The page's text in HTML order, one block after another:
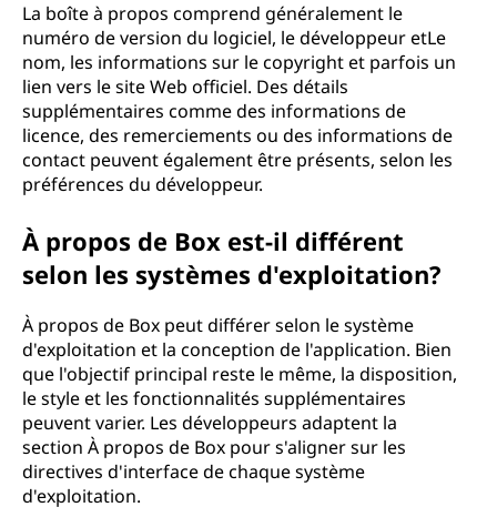
La boîte à propos comprend généralement le
numéro de version du logiciel, le développeur etLe
nom, les informations sur le copyright et parfois un
lien vers le site Web officiel. Des détails
supplémentaires comme des informations de
licence, des remerciements ou des informations de
contact peuvent également être présents, selon les
préférences du développeur.
À propos de Box est-il différent
selon les systèmes d'exploitation?
À propos de Box peut différer selon le système
d'exploitation et la conception de l'application. Bien
que l'objectif principal reste le même, la disposition,
le style et les fonctionnalités supplémentaires
peuvent varier. Les développeurs adaptent la
section À propos de Box pour s'aligner sur les
directives d'interface de chaque système
d'exploitation.